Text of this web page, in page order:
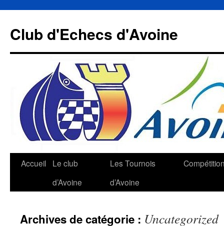
contenu
Club d'Echecs d'Avoine
Accueil
Le club
d’Avoine
Les Tournois
d’Avoine
Archives de catégorie : Uncategorized